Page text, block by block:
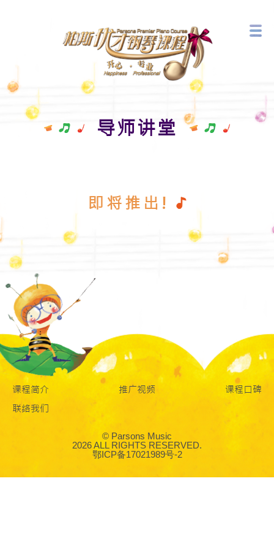
最新活动
音乐艺术中心
导师讲堂
即将推出!
课程简介 推广视频
课程口碑
联络我们
© Parsons Music
2026 ALL RIGHTS RESERVED.
鄂ICP备17021989号-2